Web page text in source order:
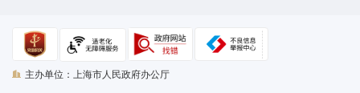
主办单位：上海市人民政府办公厅